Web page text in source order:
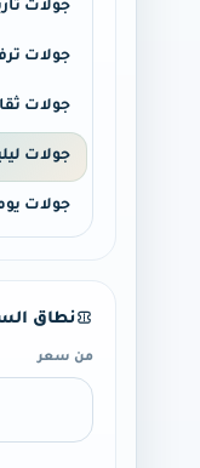
جولات
جولات
جولات
جولات
جولات
نطاق
من سعر